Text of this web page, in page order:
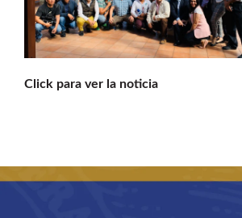
Temáticas
Buscar:
Click para ver la noticia